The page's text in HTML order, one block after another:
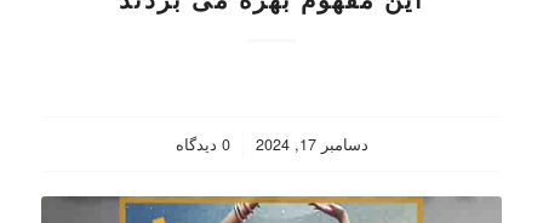
دسامبر 17, 2024 0 دیدگاه